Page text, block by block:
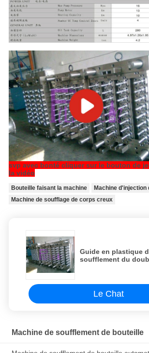
svp avec bonté cliquer sur le bouton de
la vidéo
Bouteille faisant la machine
Machine d'injection
Machine de soufflage de corps creux
Guide en plastique
soufflement du
bouteille
Le Chat
Machine de soufflement de bouteille